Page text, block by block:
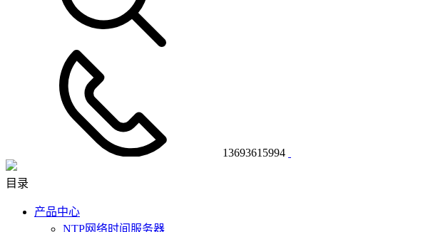
13693615994
目录
产品中心
NTP网络时间服务器